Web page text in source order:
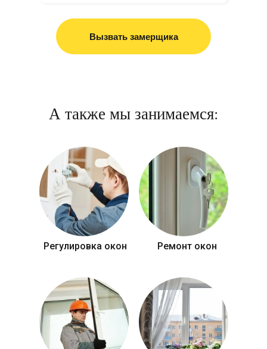
Вызвать замерщика
А также мы занимаемся:
Регулировка окон Ремонт окон